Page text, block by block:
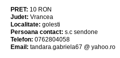
PRET: 10 RON
Judet: Vrancea
Localitate: golesti
Persoana contact: s.c sendone
Telefon: 0762804058
Email: tandara.gabriela67 @ yahoo.ro